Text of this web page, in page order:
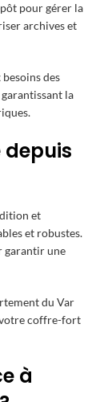
pour gérer la
archives et
des
la
depuis
et
et robustes.
garantir une
du Var
votre coffre-fort
à